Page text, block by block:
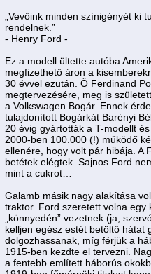
„Vevőink minden színigényét ki
rendelnek.”
- Henry Ford -
Ez a modell ültette autóba
megfizethető áron a
30 évvel ezután. Ő Ferdinand
megtervezésére, meg is
a Volkswagen Bogár. Ennek
tulajdonított Bogárkát Barényi
20 évig gyártották a T-modellt
2000-ben 100.000 (!) működő
ellenére, hogy volt pár hibája. A
betétek elégtek. Sajnos Ford
mint a cukrot…
Galamb másik nagy alakítása
traktor. Ford szeretett volna egy
„könnyedén” vezetnek (ja,
kelljen egész estét betöltő hátat
dolgozhassanak, míg férjük a
1915-ben kezdte el tervezni.
a fentebb említett háborús